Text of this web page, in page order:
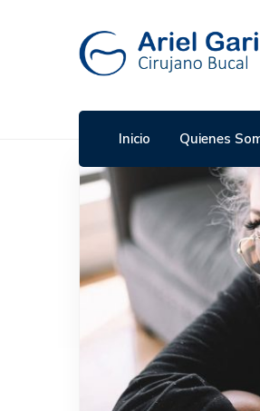
Consultorio:
Priv. de las Ramblas #4
Atlixcayotl
Inicio Quienes